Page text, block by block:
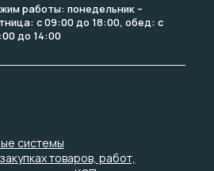
работы: понедельник –
с 09:00 до 18:00, обед: с
до 14:00
системы
товаров, работ,